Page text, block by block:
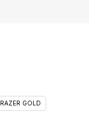
RAZER GOLD